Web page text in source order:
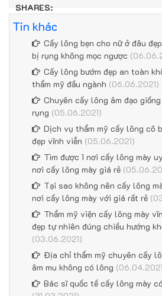
SHARES:
Tin khác
Cấy lông bẹn cho nữ ở đâu
bị rụng không mọc ngược
Cấy lông bướm đẹp an toàn
thẩm mỹ đầu ngành (06.06.2021)
Chuyên cấy lông âm đạo
rụng (05.06.2021)
Dịch vụ thẩm mỹ cấy lông cô
đẹp vĩnh viễn (05.06.2021)
Tìm được 1 nơi cấy lông mày
nơi cấy lông mày giá rẻ
Tại sao không nên cấy lông
nơi cấy lông mày với giá rất rẻ
Thẩm mỹ viện cấy lông mày
đẹp tự nhiên đúng chiều hướng
(03.06.2021)
Địa chỉ thẩm mỹ chuyên cấy
âm mu không có lông
Bác sĩ quốc tế cấy lông mày